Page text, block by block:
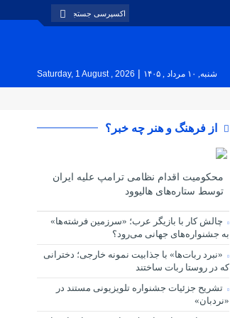
شنبه, ۱۰ مرداد , ۱۴۰۵ |
Saturday, 1 August , 2026
از فرهنگ و هنر چه خبر؟
محکومیت اقدام نظامی ترامپ علیه ایران
توسط ستاره‌های هالیوود
چالش کار با بازیگر عرب؛ «سرزمین فرشته‌ها»
به جشنواره‌های جهانی می‌رود؟
«نبرد ربات‌ها» با جذابیت نمونه خارجی؛ دخترانی
که در روستا ربات ساختند
تشریح جزئیات جشنواره‌ تلویزیونی مستند در
«نردبان»